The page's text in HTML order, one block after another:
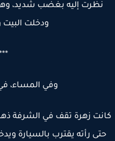
نظرت إليه بغضب شديد، وهي
ودخلت البيت
****
وفي المساء، في
زهرة تقف في الشرفة
حتى رأته يقترب بالسيارة